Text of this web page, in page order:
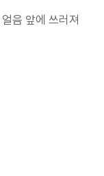
음 앞에 쓰러져